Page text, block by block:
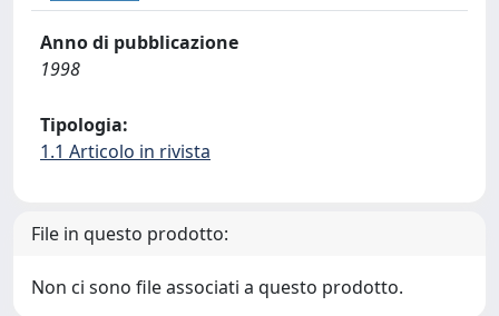
Anno di pubblicazione
1998
Tipologia:
1.1 Articolo in rivista
File in questo prodotto:
Non ci sono file associati a questo prodotto.